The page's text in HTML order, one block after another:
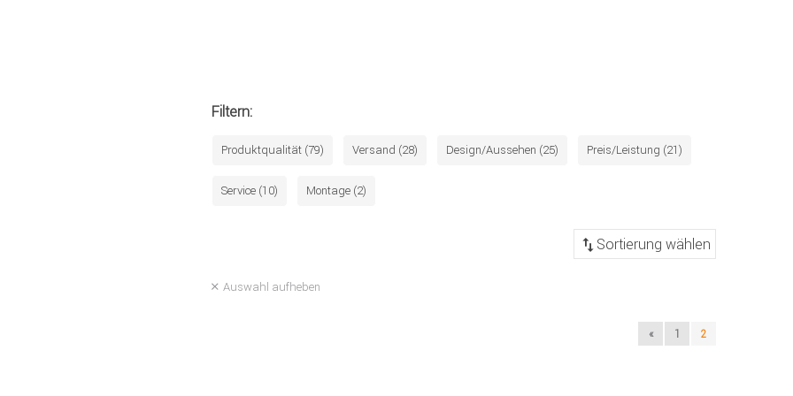
Filtern:
Produktqualität (79) Versand (28) Design/Aussehen (25) Preis/Leistung (21)
Service (10) Montage (2)
Auswahl aufheben
« 1 2